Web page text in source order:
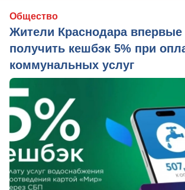
Общество
Жители Краснодара впервые
получить кешбэк 5% при
коммунальных услуг